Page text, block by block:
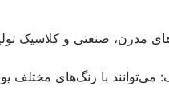
صنعتی و کلاسیک
می‌توانند با رنگ‌های مختلف